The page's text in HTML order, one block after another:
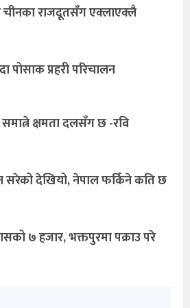
चीनका राजदूतसँग एक्लाएक्लै
पोसाक प्रहरी परिचालन
क्षमता दलसँग छ -रवि
देखियो, नेपाल फर्किने कति छ
७ हजार, भक्तपुरमा पक्राउ परे